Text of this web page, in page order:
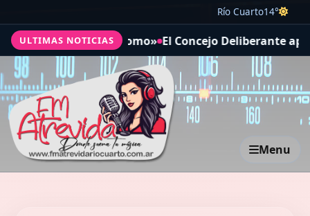
Río Cuarto14°
ULTIMAS NOTICIAS
en el Autódromo» El Concejo Deliberante aprobó
Menu